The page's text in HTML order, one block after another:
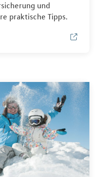
und
praktische Tipps.